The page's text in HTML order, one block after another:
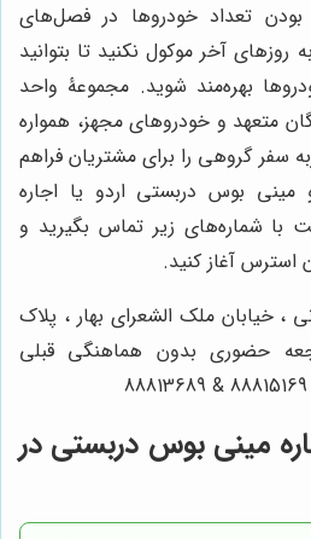
تعداد خودروها در فصل‌های
روزهای آخر موکول نکنید تا بتوانید
بهره‌مند شوید. مجموعۀ واحد
متعهد و خودروهای مجهز، همواره
سفر گروهی را برای مشتریان فراهم
مینی بوس دربستی اردو یا اجاره
با شماره‌های زیر تماس بگیرید و
استرس آغاز کنید.
، خیابان ملک الشعرای بهار ، پلاک
حضوری بدون هماهنگی قبلی
مینی بوس دربستی در